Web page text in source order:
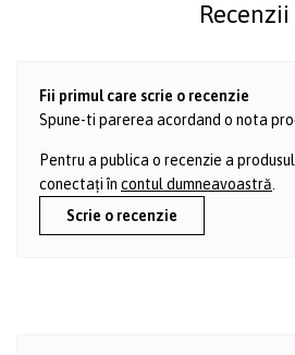
Recenzii
Fii primul care scrie o recenzie
Spune-ti parerea acordand o nota
Pentru a publica o recenzie a
conectați în contul dumneavoastră
Scrie o recenzie